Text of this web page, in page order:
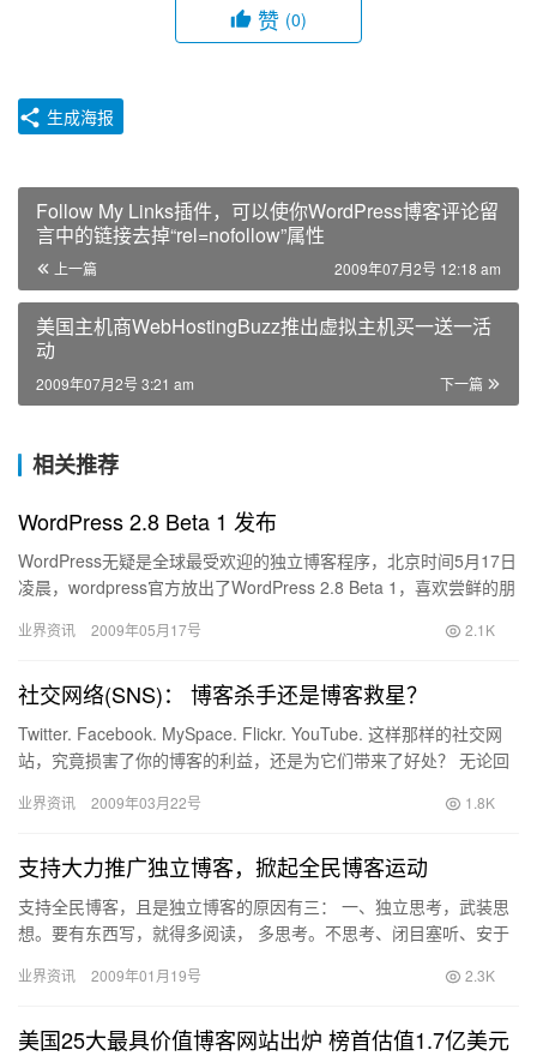
赞 (0)
生成海报
Follow My Links插件，可以使你WordPress博客评论留
言中的链接去掉“rel=nofollow”属性
上一篇 2009年07月2号 12:18 am
美国主机商WebHostingBuzz推出虚拟主机买一送一活
动
下一篇
2009年07月2号 3:21 am
相关推荐
WordPress 2.8 Beta 1 发布
WordPress无疑是全球最受欢迎的独立博客程序，北京时间5月17日
凌晨，wordpress官方放出了WordPress 2.8 Beta 1，喜欢尝鲜的朋
业界资讯 2009年05月17号 2.1K
社交网络(SNS)： 博客杀手还是博客救星？
Twitter. Facebook. MySpace. Flickr. YouTube. 这样那样的社交网
站，究竟损害了你的博客的利益，还是为它们带来了好处？ 无论回
业界资讯 2009年03月22号 1.8K
支持大力推广独立博客，掀起全民博客运动
支持全民博客，且是独立博客的原因有三： 一、独立思考，武装思
想。要有东西写，就得多阅读， 多思考。不思考、闭目塞听、安于
业界资讯 2009年01月19号 2.3K
美国25大最具价值博客网站出炉 榜首估值1.7亿美元